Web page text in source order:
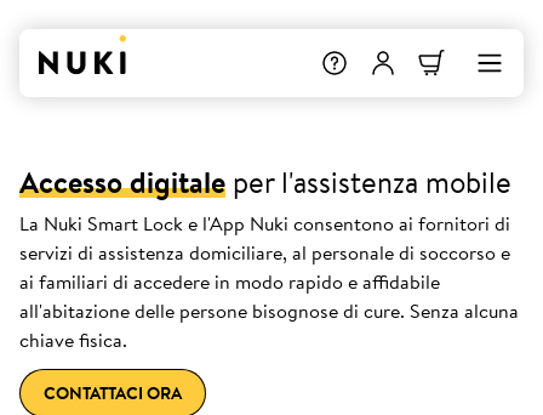
Accesso digitale per l'assistenza mobile
La Nuki Smart Lock e l'App Nuki consentono ai fornitori di
servizi di assistenza domiciliare, al personale di soccorso e
ai familiari di accedere in modo rapido e affidabile
all'abitazione delle persone bisognose di cure. Senza alcuna
chiave fisica.
CONTATTACI ORA